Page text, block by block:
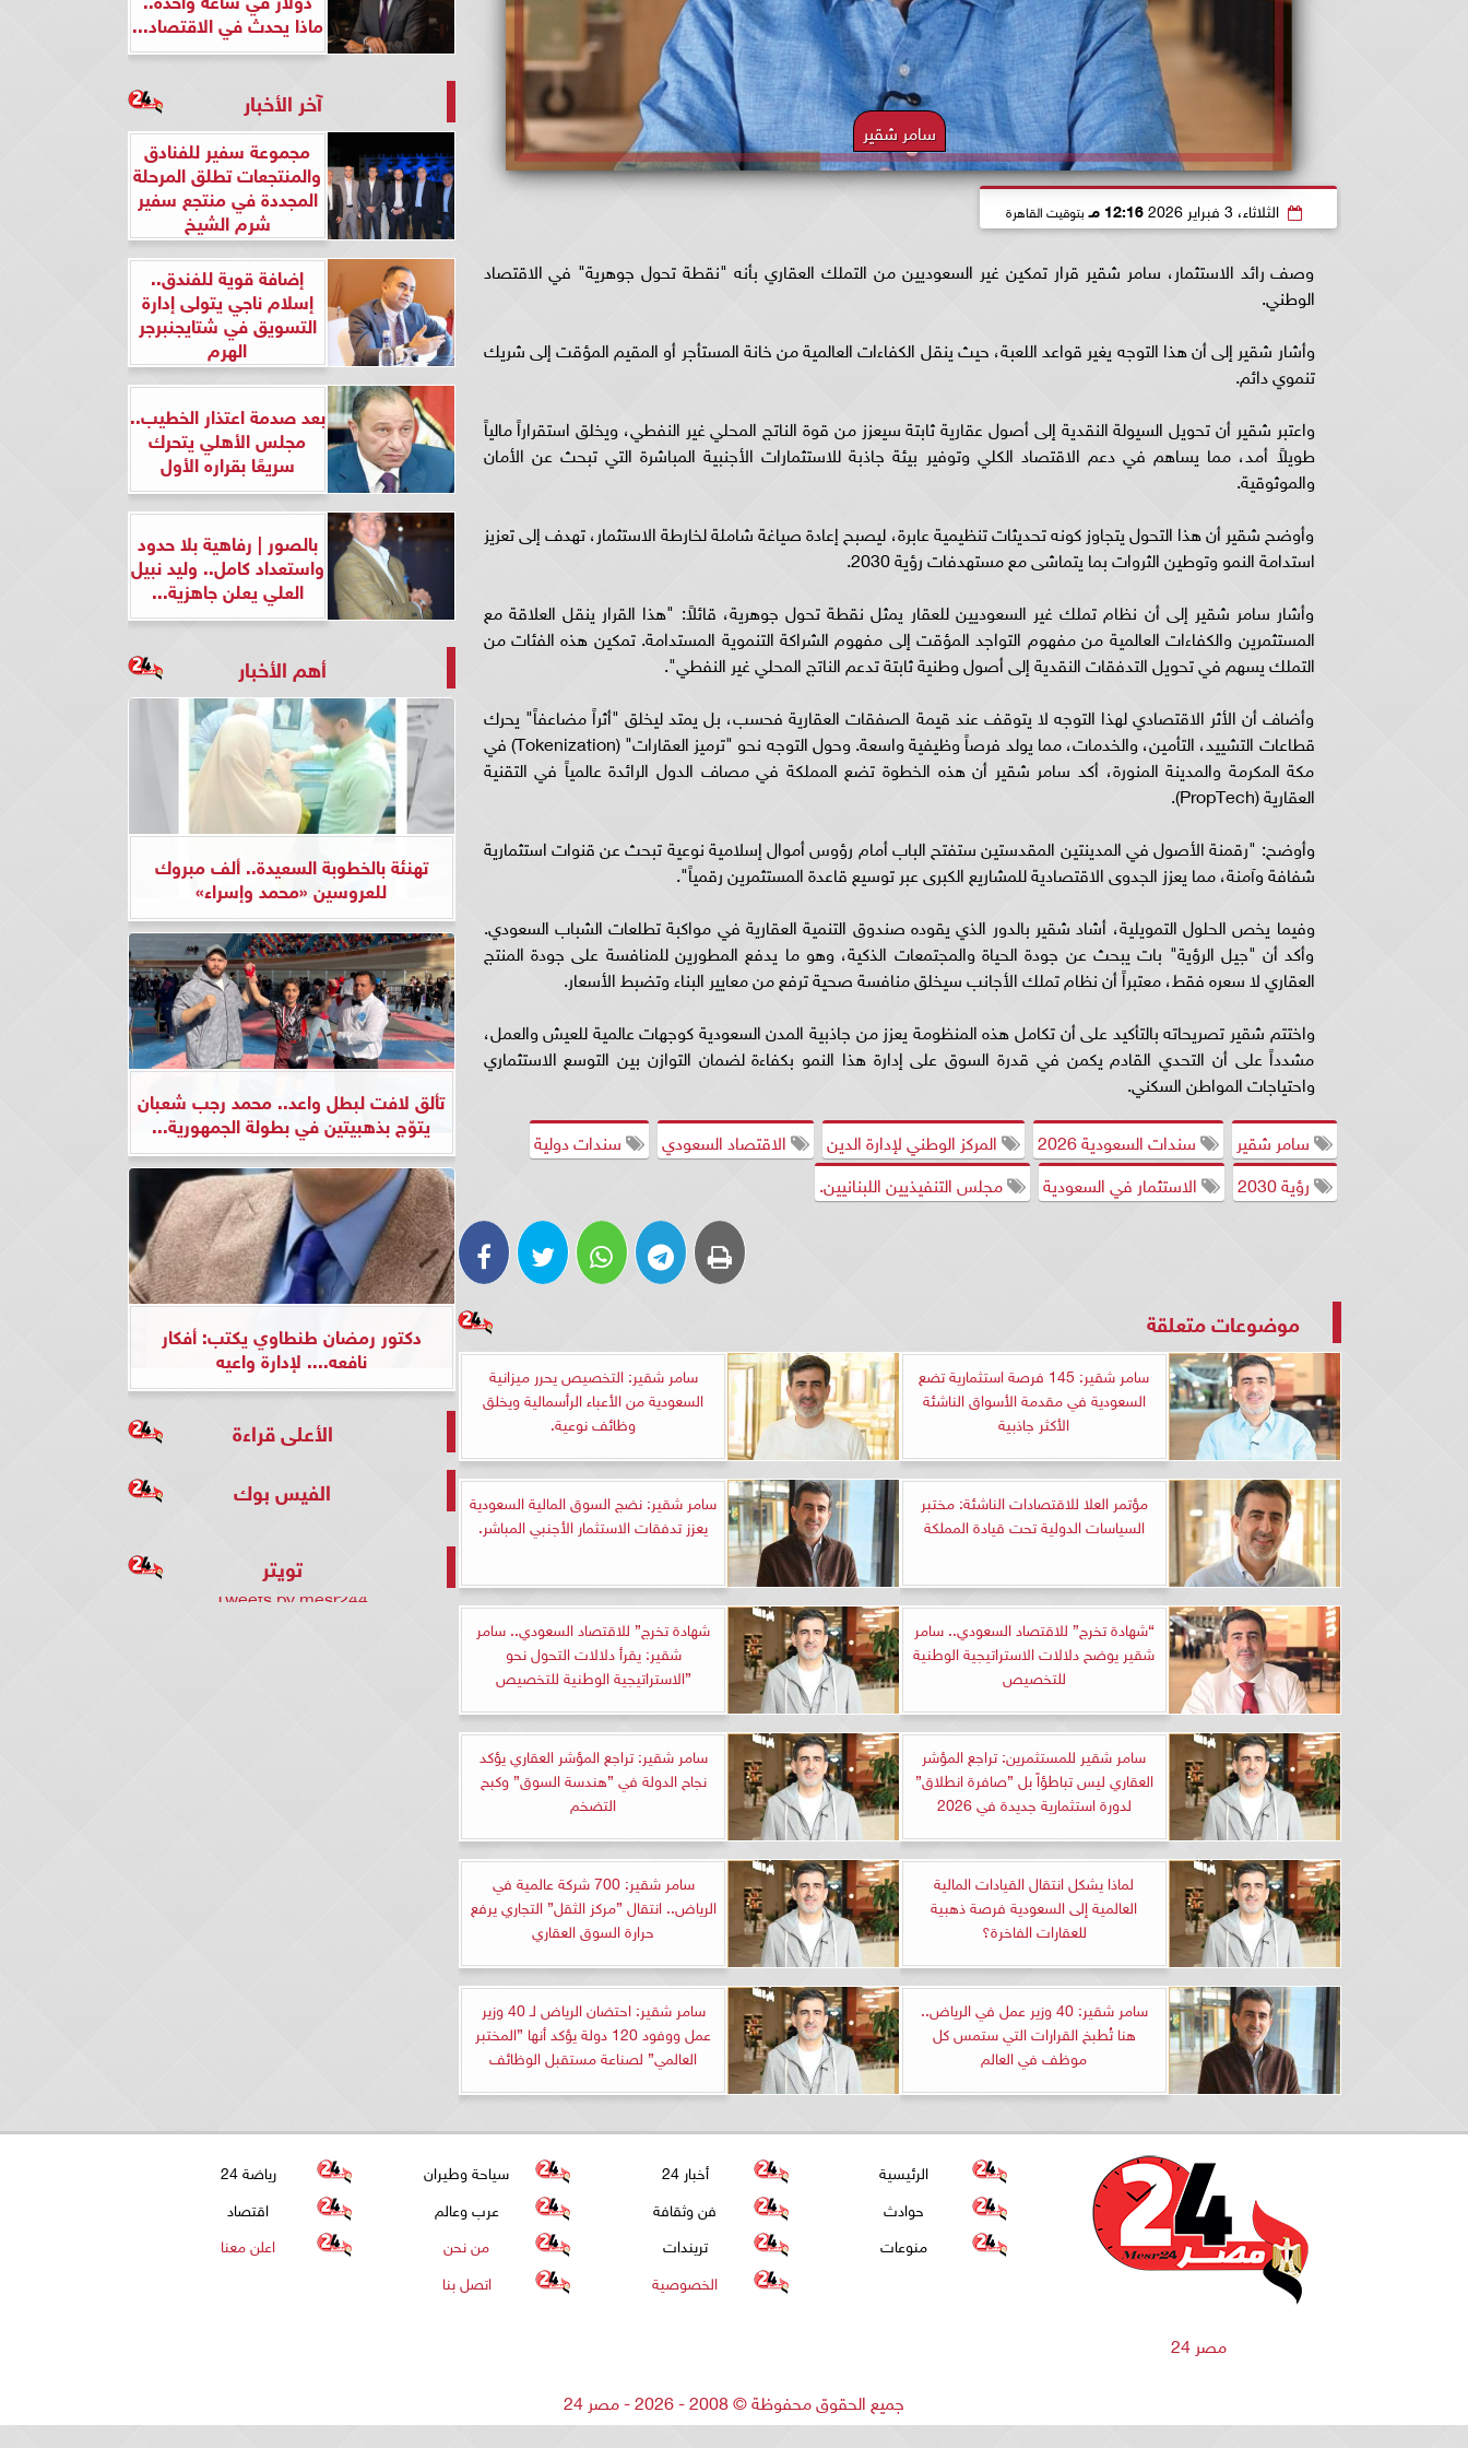
سامر شقير
الثلاثاء، 3 فبراير 2026 12:16 مـ بتوقيت القاهرة
وصف رائد الاستثمار، سامر شقير قرار تمكين غير السعوديين من التملك العقاري بأنه "نقطة تحول جوهرية" في الاقتصاد
الوطني.
وأشار شقير إلى أن هذا التوجه يغير قواعد اللعبة، حيث ينقل الكفاءات العالمية من خانة المستأجر أو المقيم المؤقت إلى شريك
تنموي دائم.
واعتبر شقير أن تحويل السيولة النقدية إلى أصول عقارية ثابتة سيعزز من قوة الناتج المحلي غير النفطي، ويخلق استقراراً مالياً
طويلاً أمد، مما يساهم في دعم الاقتصاد الكلي وتوفير بيئة جاذبة للاستثمارات الأجنبية المباشرة التي تبحث عن الأمان
والموثوقية.
وأوضح شقير أن هذا التحول يتجاوز كونه تحديثات تنظيمية عابرة، ليصبح إعادة صياغة شاملة لخارطة الاستثمار، تهدف إلى تعزيز
استدامة النمو وتوطين الثروات بما يتماشى مع مستهدفات رؤية 2030.
وأشار سامر شقير إلى أن نظام تملك غير السعوديين للعقار يمثل نقطة تحول جوهرية، قائلاً: "هذا القرار ينقل العلاقة مع
المستثمرين والكفاءات العالمية من مفهوم التواجد المؤقت إلى مفهوم الشراكة التنموية المستدامة. تمكين هذه الفئات من
التملك يسهم في تحويل التدفقات النقدية إلى أصول وطنية ثابتة تدعم الناتج المحلي غير النفطي".
وأضاف أن الأثر الاقتصادي لهذا التوجه لا يتوقف عند قيمة الصفقات العقارية فحسب، بل يمتد ليخلق "أثراً مضاعفاً" يحرك
قطاعات التشييد، التأمين، والخدمات، مما يولد فرصاً وظيفية واسعة. وحول التوجه نحو "ترميز العقارات" (Tokenization) في
مكة المكرمة والمدينة المنورة، أكد سامر شقير أن هذه الخطوة تضع المملكة في مصاف الدول الرائدة عالمياً في التقنية
العقارية (PropTech).
وأوضح: "رقمنة الأصول في المدينتين المقدستين ستفتح الباب أمام رؤوس أموال إسلامية نوعية تبحث عن قنوات استثمارية
شفافة وآمنة، مما يعزز الجدوى الاقتصادية للمشاريع الكبرى عبر توسيع قاعدة المستثمرين رقمياً".
وفيما يخص الحلول التمويلية، أشاد شقير بالدور الذي يقوده صندوق التنمية العقارية في مواكبة تطلعات الشباب السعودي.
وأكد أن "جيل الرؤية" بات يبحث عن جودة الحياة والمجتمعات الذكية، وهو ما يدفع المطورين للمنافسة على جودة المنتج
العقاري لا سعره فقط، معتبراً أن نظام تملك الأجانب سيخلق منافسة صحية ترفع من معايير البناء وتضبط الأسعار.
واختتم شقير تصريحاته بالتأكيد على أن تكامل هذه المنظومة يعزز من جاذبية المدن السعودية كوجهات عالمية للعيش والعمل،
مشدداً على أن التحدي القادم يكمن في قدرة السوق على إدارة هذا النمو بكفاءة لضمان التوازن بين التوسع الاستثماري
واحتياجات المواطن السكني.
سامر شقير
سندات السعودية 2026 المركز الوطني لإدارة الدين الاقتصاد السعودي
سندات دولية
رؤية 2030
الاستثمار في السعودية مجلس التنفيذيين اللبنانيين.
موضوعات متعلقة
سامر شقير: 145 فرصة استثمارية تضع
السعودية في مقدمة الأسواق الناشئة
الأكثر جاذبية
سامر شقير: التخصيص يحرر ميزانية
السعودية من الأعباء الرأسمالية ويخلق
وظائف نوعية.
مؤتمر العلا للاقتصادات الناشئة: مختبر
السياسات الدولية تحت قيادة المملكة
سامر شقير: نضج السوق المالية السعودية
يعزز تدفقات الاستثمار الأجنبي المباشر.
“شهادة تخرج” للاقتصاد السعودي.. سامر
شقير يوضح دلالات الاستراتيجية الوطنية
للتخصيص
شهادة تخرج” للاقتصاد السعودي.. سامر
شقير: يقرأ دلالات التحول نحو
”الاستراتيجية الوطنية للتخصيص
سامر شقير للمستثمرين: تراجع المؤشر
العقاري ليس تباطؤاً بل ”صافرة انطلاق”
لدورة استثمارية جديدة في 2026
سامر شقير: تراجع المؤشر العقاري يؤكد
نجاح الدولة في ”هندسة السوق” وكبح
التضخم
لماذا يشكل انتقال القيادات المالية
العالمية إلى السعودية فرصة ذهبية
للعقارات الفاخرة؟
سامر شقير: 700 شركة عالمية في
الرياض.. انتقال ”مركز الثقل” التجاري يرفع
حرارة السوق العقاري
سامر شقير: 40 وزير عمل في الرياض..
هنا تُطبخ القرارات التي ستمس كل
موظف في العالم
سامر شقير: احتضان الرياض لـ 40 وزير
عمل ووفود 120 دولة يؤكد أنها ”المختبر
العالمي” لصناعة مستقبل الوظائف
ماذا يحدث في الاقتصاد...
آخر الأخبار
مجموعة سفير للفنادق
والمنتجعات تطلق المرحلة
المجددة في منتجع سفير
شرم الشيخ
إضافة قوية للفندق..
إسلام ناجي يتولى إدارة
التسويق في شتايجنبرجر
الهرم
بعد صدمة اعتذار الخطيب..
مجلس الأهلي يتحرك
سريعًا بقراره الأول
بالصور | رفاهية بلا حدود
واستعداد كامل.. وليد نبيل
العلي يعلن جاهزية...
أهم الأخبار
تهنئة بالخطوبة السعيدة.. ألف مبروك
للعروسين «محمد وإسراء»
تألق لافت لبطل واعد.. محمد رجب شعبان
يتوّج بذهبيتين في بطولة الجمهورية...
دكتور رمضان طنطاوي يكتب: أفكار
نافعه.... لإدارة واعيه
الأعلى قراءة
الفيس بوك
تويتر
Tweets by mesr244
مصر 24
الرئيسية أخبار 24 سياحة وطيران
رياضة 24
حوادث
فن وثقافة عرب وعالم
اقتصاد
منوعات
تريندات من نحن
اعلن معنا
الخصوصية
اتصل بنا
جميع الحقوق محفوظة©